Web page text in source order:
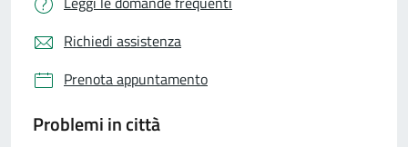
Richiedi assistenza
Prenota appuntamento
Problemi in città